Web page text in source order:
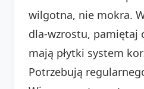
wilgotna, nie mokra.
dla-wzrostu, pamiętaj
mają płytki system
Potrzebują